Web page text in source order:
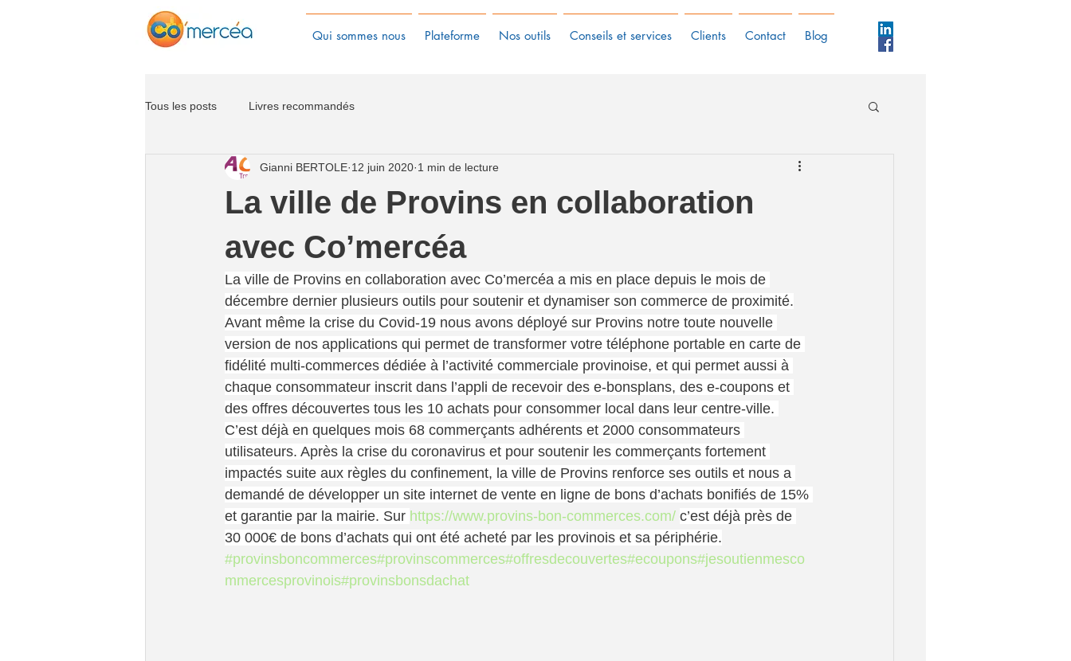
Qui sommes nous Plateforme Nos outils Conseils et services Clients Contact Blog
Tous les posts Livres recommandés
La ville de Provins en collaboration
avec Co’mercéa
Gianni BERTOLE 12 juin 2020 1 min de lecture
La ville de Provins en collaboration avec Co’mercéa a mis en place depuis le mois de
décembre dernier plusieurs outils pour soutenir et dynamiser son commerce de proximité.
Avant même la crise du Covid-19 nous avons déployé sur Provins notre toute nouvelle
version de nos applications qui permet de transformer votre téléphone portable en carte de
fidélité multi-commerces dédiée à l’activité commerciale provinoise, et qui permet aussi à
chaque consommateur inscrit dans l’appli de recevoir des e-bonsplans, des e-coupons et
des offres découvertes tous les 10 achats pour consommer local dans leur centre-ville.
C’est déjà en quelques mois 68 commerçants adhérents et 2000 consommateurs
utilisateurs. Après la crise du coronavirus et pour soutenir les commerçants fortement
impactés suite aux règles du confinement, la ville de Provins renforce ses outils et nous a
demandé de développer un site internet de vente en ligne de bons d’achats bonifiés de 15%
et garantie par la mairie. Sur https://www.provins-bon-commerces.com/ c’est déjà près de
30 000€ de bons d’achats qui ont été acheté par les provinois et sa périphérie.
#provinsboncommerces#provinscommerces#offresdecouvertes#ecoupons#jesoutienmesco
mmercesprovinois#provinsbonsdachat